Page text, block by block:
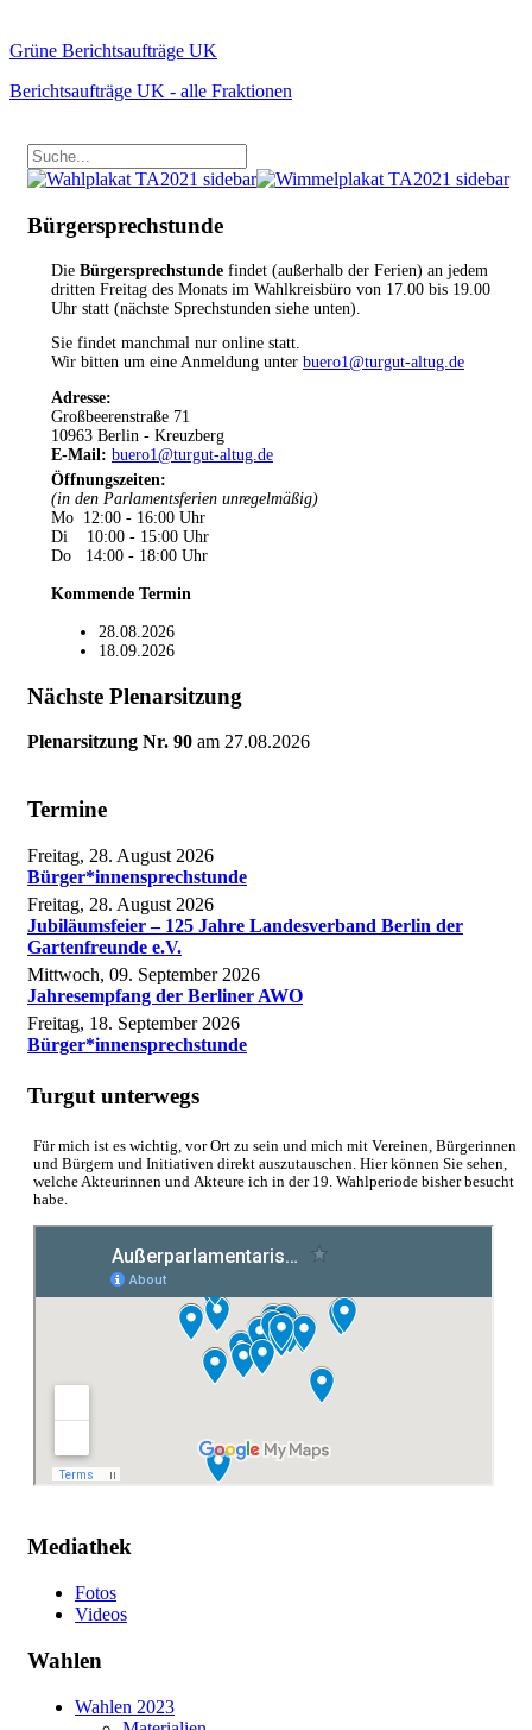
Grüne Berichtsaufträge UK
Berichtsaufträge UK - alle Fraktionen
Bürgersprechstunde
Die Bürgersprechstunde findet (außerhalb der Ferien) an jedem
dritten Freitag des Monats im Wahlkreisbüro von 17.00 bis 19.00
Uhr statt (nächste Sprechstunden siehe unten).
Sie findet manchmal nur online statt.
Wir bitten um eine Anmeldung unter buero1@turgut-altug.de
Adresse:
Großbeerenstraße 71
10963 Berlin - Kreuzberg
E-Mail: buero1@turgut-altug.de
Öffnungszeiten:
(in den Parlamentsferien unregelmäßig)
Mo 12:00 - 16:00 Uhr
Di 10:00 - 15:00 Uhr
Do 14:00 - 18:00 Uhr
Kommende Termin
28.08.2026
18.09.2026
Nächste Plenarsitzung
Plenarsitzung Nr. 90 am 27.08.2026
Termine
Freitag, 28. August 2026
Bürger*innensprechstunde
Freitag, 28. August 2026
Jubiläumsfeier – 125 Jahre Landesverband Berlin der
Gartenfreunde e.V.
Mittwoch, 09. September 2026
Jahresempfang der Berliner AWO
Freitag, 18. September 2026
Bürger*innensprechstunde
Turgut unterwegs
Für mich ist es wichtig, vor Ort zu sein und mich mit Vereinen, Bürgerinnen
und Bürgern und Initiativen direkt auszutauschen. Hier können Sie sehen,
welche Akteurinnen und Akteure ich in der 19. Wahlperiode bisher besucht
habe.
Mediathek
Fotos
Videos
Wahlen
Wahlen 2023